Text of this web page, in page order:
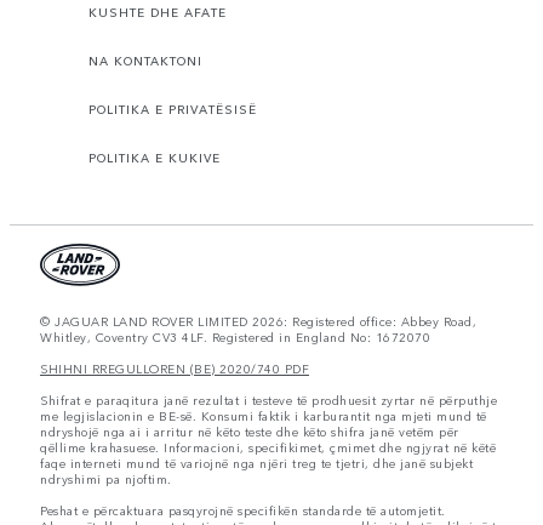
KUSHTE DHE AFATE
NA KONTAKTONI
POLITIKA E PRIVATËSISË
POLITIKA E KUKIVE
© JAGUAR LAND ROVER LIMITED 2026: Registered office: Abbey Road,
Whitley, Coventry CV3 4LF. Registered in England No: 1672070
SHIHNI RREGULLOREN (BE) 2020/740 PDF
Shifrat e paraqitura janë rezultat i testeve të prodhuesit zyrtar në përputhje
me legjislacionin e BE-së. Konsumi faktik i karburantit nga mjeti mund të
ndryshojë nga ai i arritur në këto teste dhe këto shifra janë vetëm për
qëllime krahasuese. Informacioni, specifikimet, çmimet dhe ngjyrat në këtë
faqe interneti mund të variojnë nga njëri treg te tjetri, dhe janë subjekt
ndryshimi pa njoftim.
Peshat e përcaktuara pasqyrojnë specifikën standarde të automjetit.